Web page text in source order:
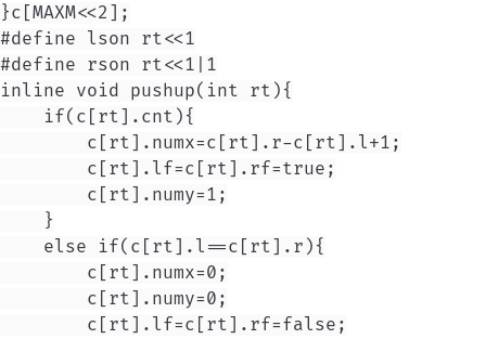
}c[MAXM<<2];
#define lson rt<<1
#define rson rt<<1|1
inline void pushup(int rt){
    if(c[rt].cnt){
        c[rt].numx=c[rt].r-c[rt].l+1;
        c[rt].lf=c[rt].rf=true;
        c[rt].numy=1;
    }
    else if(c[rt].l==c[rt].r){
        c[rt].numx=0;
        c[rt].numy=0;
        c[rt].lf=c[rt].rf=false;